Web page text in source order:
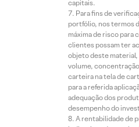
capitais.
Para fins de
portfólio, nos termos
máxima de risco para
clientes possam ter
objeto deste material,
volume,
carteira na tela de
para a referida
adequação dos
desempenho do
A rentabilidade de